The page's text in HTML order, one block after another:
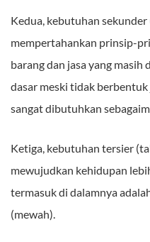
Kedua, kebutuhan
mempertahankan prinsip-
barang dan jasa yang masih
dasar meski tidak
sangat dibutuhkan
Ketiga, kebutuhan tersier
mewujudkan kehidupan
termasuk di dalamnya
(mewah).